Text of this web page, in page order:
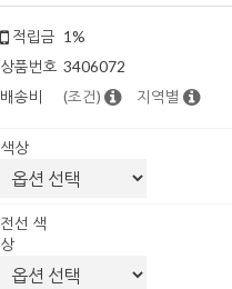
적립금 1%
상품번호 3406072
배송비
(조건) 지역별
색상
전선 색
상